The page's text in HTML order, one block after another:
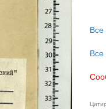
Все
Все